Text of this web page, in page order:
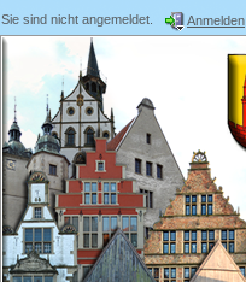
Sie sind nicht angemeldet. Anmelden